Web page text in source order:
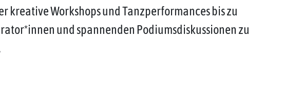
kreative Workshops und Tanzperformances bis zu
und spannenden Podiumsdiskussionen zu